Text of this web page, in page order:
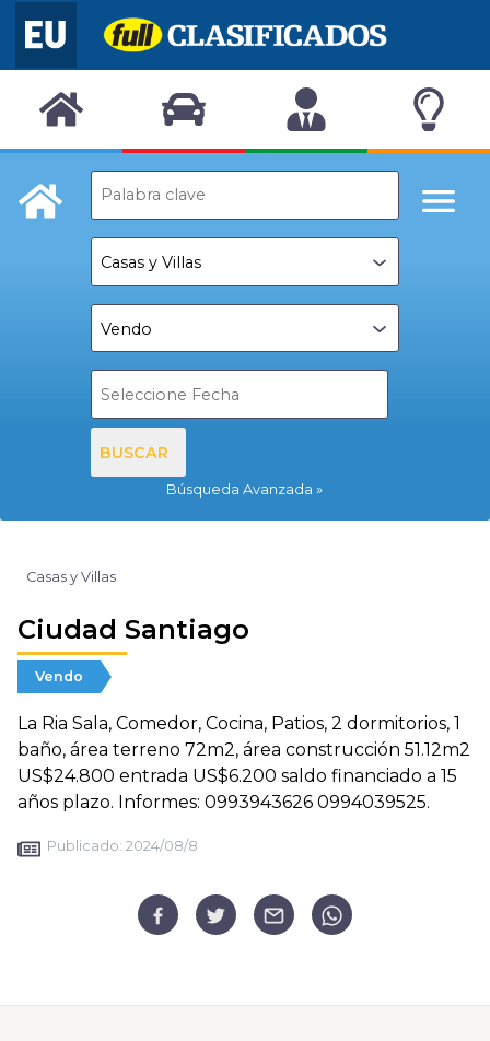
BUSCAR
Búsqueda Avanzada
Casas y Villas
Ciudad Santiago
Vendo
La Ria Sala, Comedor, Cocina, Patios, 2 dormitorios, 1
baño, área terreno 72m2, área construcción 51.12m2
US$24.800 entrada US$6.200 saldo financiado a 15
años plazo. Informes: 0993943626 0994039525.
Publicado: 2024/08/8